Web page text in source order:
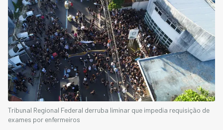
Tribunal Regional Federal derruba liminar que impedia requisição de
exames por enfermeiros